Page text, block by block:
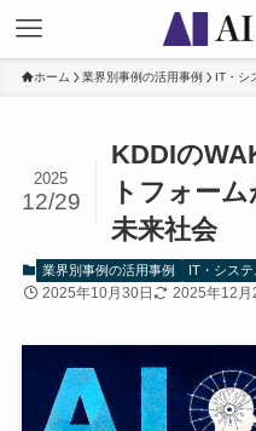
ホーム 業界別事例の活用事例 IT・シ
KDDIの
トフォー
未来社会
2025
12/29
業界別事例の活用事例 IT・シス
2025年10月30日 2025年12月